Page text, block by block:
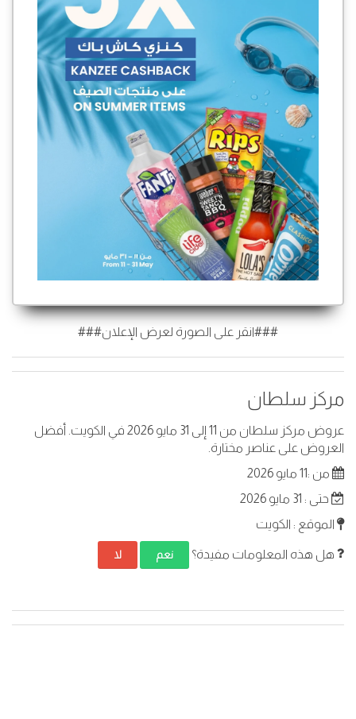
###انقر على الصورة لعرض الإعلان###
مركز سلطان
عروض مركز سلطان من 11 إلى 31 مايو 2026 في الكويت. أفضل
العروض على عناصر مختارة.
من :11 مايو 2026
حتى : 31 مايو 2026
الموقع : الكويت
هل هذه المعلومات مفيدة؟ نعم لا